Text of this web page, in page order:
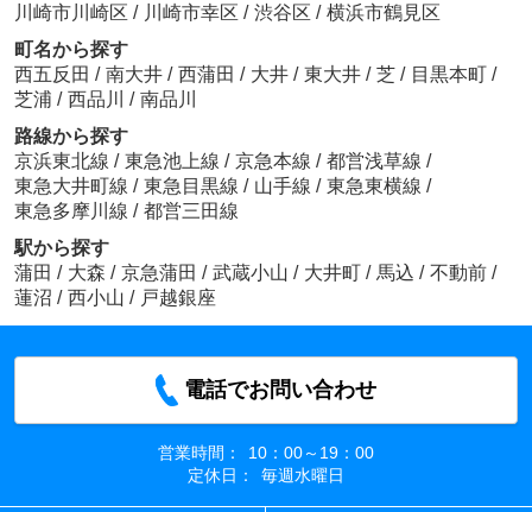
川崎市川崎区 / 川崎市幸区 / 渋谷区 / 横浜市鶴見区
町名から探す
西五反田 / 南大井 / 西蒲田 / 大井 / 東大井 / 芝 / 目黒本町 /
芝浦 / 西品川 / 南品川
路線から探す
京浜東北線 / 東急池上線 / 京急本線 / 都営浅草線 /
東急大井町線 / 東急目黒線 / 山手線 / 東急東横線 /
東急多摩川線 / 都営三田線
駅から探す
蒲田 / 大森 / 京急蒲田 / 武蔵小山 / 大井町 / 馬込 / 不動前 /
蓮沼 / 西小山 / 戸越銀座
電話でお問い合わせ
営業時間：
10：00～19：00
定休日：
毎週水曜日